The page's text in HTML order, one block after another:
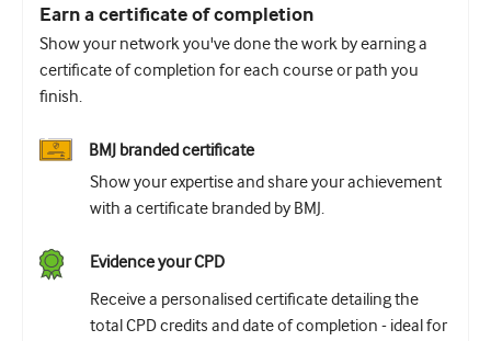
Earn a certificate of completion
Show your network you've done the work by earning a
certificate of completion for each course or path you
finish.
BMJ branded certificate
Show your expertise and share your achievement
with a certificate branded by BMJ.
Evidence your CPD
Receive a personalised certificate detailing the
total CPD credits and date of completion - ideal for